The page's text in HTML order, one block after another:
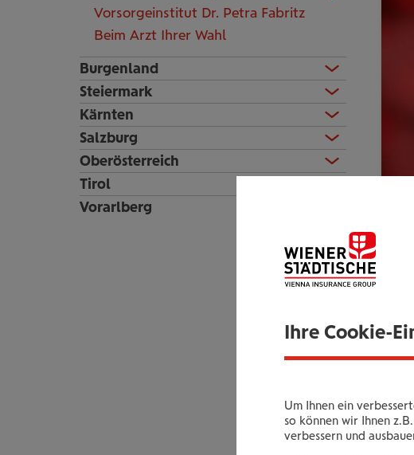
Vorsorgeinstitut Dr. Petra Fabritz
Beim Arzt Ihrer Wahl
Burgenland
Steiermark
Kärnten
Salzburg
Oberösterreich
Tirol
Vorarlberg
Ihre Cookie-
Um Ihnen ein
so können wir Ihnen
verbessern und